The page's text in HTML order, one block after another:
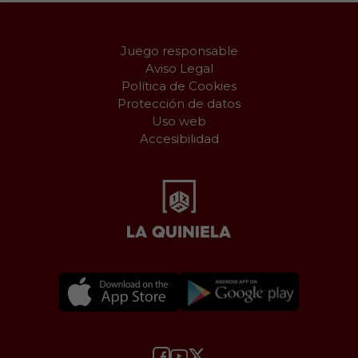
Juego responsable
Aviso Legal
Política de Cookies
Protección de datos
Uso web
Accesibilidad